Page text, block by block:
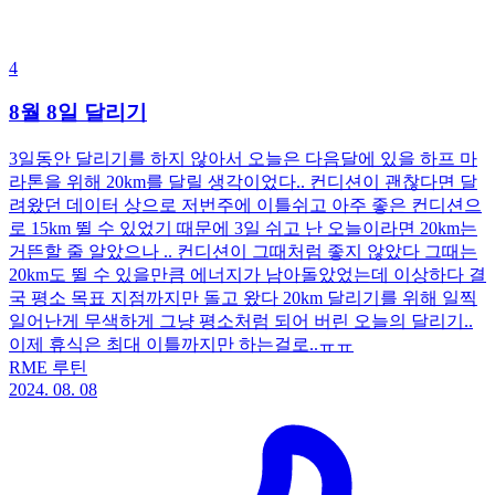
4
8월 8일 달리기
3일동안 달리기를 하지 않아서 오늘은 다음달에 있을 하프 마
라톤을 위해 20km를 달릴 생각이었다.. 컨디션이 괜찮다면 달
려왔던 데이터 상으로 저번주에 이틀쉬고 아주 좋은 컨디션으
로 15km 뛸 수 있었기 때문에 3일 쉬고 난 오늘이라면 20km는
거뜬할 줄 알았으나 .. 컨디션이 그때처럼 좋지 않았다 그때는
20km도 뛸 수 있을만큼 에너지가 남아돌았었는데 이상하다 결
국 평소 목표 지점까지만 돌고 왔다 20km 달리기를 위해 일찍
일어난게 무색하게 그냥 평소처럼 되어 버린 오늘의 달리기..
이제 휴식은 최대 이틀까지만 하는걸로..ㅠㅠ
RME 루틴
2024. 08. 08